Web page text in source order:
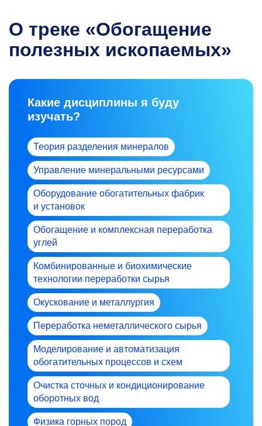
О треке «Обогащение
полезных ископаемых»
Какие дисциплины я буду
изучать?
Теория разделения минералов
Управление минеральными ресурсами
Оборудование обогатительных фабрик
и установок
Обогащение и комплексная переработка
углей
Комбинированные и биохимические
технологии переработки сырья
Окускование и металлургия
Переработка неметаллического сырья
Моделирование и автоматизация
обогатительных процессов и схем
Очистка сточных и кондиционирование
оборотных вод
Физика горных пород